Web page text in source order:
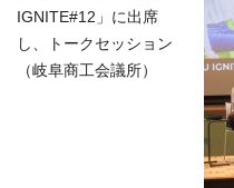
IGNITE#12」に出席
し、トークセッション
（岐阜商工会議所）